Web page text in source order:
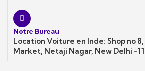
Notre Bureau
Location Voiture en Inde: Shop no
Market, Netaji Nagar, New Delhi -